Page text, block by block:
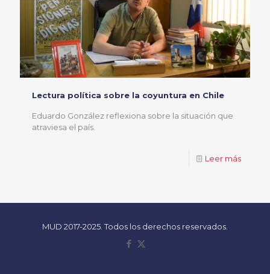
Lectura política sobre la coyuntura en Chile
Eduardo González reflexiona sobre la situación que
atraviesa el país.
Leer más
MUD 2017-2025. Todos los derechos reservados.